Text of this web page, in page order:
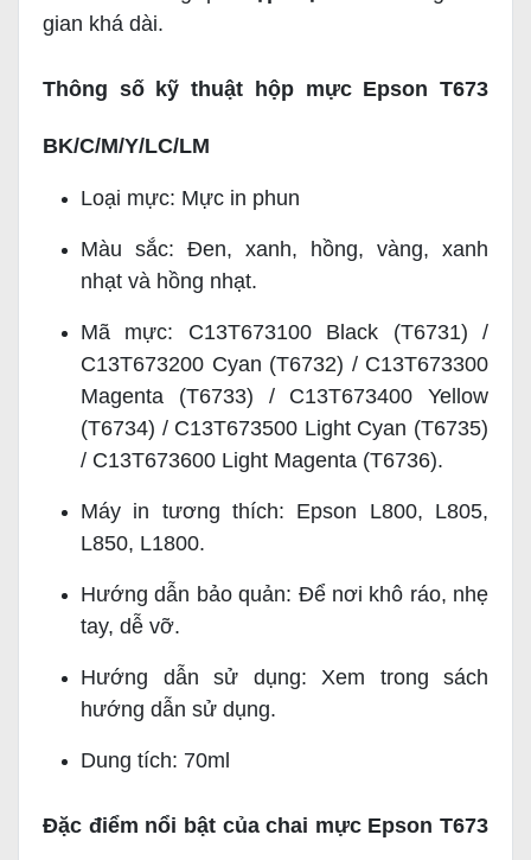
gian khá dài.
Thông số kỹ thuật hộp mực Epson T673
BK/C/M/Y/LC/LM
Loại mực: Mực in phun
Màu sắc: Đen, xanh, hồng, vàng, xanh
nhạt và hồng nhạt.
Mã mực: C13T673100 Black (T6731) /
C13T673200 Cyan (T6732) / C13T673300
Magenta (T6733) / C13T673400 Yellow
(T6734) / C13T673500 Light Cyan (T6735)
/ C13T673600 Light Magenta (T6736).
Máy in tương thích: Epson L800, L805,
L850, L1800.
Hướng dẫn bảo quản: Để nơi khô ráo, nhẹ
tay, dễ vỡ.
Hướng dẫn sử dụng: Xem trong sách
hướng dẫn sử dụng.
Dung tích: 70ml
Đặc điểm nổi bật của chai mực Epson T673